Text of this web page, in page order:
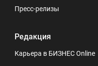
Пресс-релизы
Редакция
Карьера в БИЗНЕС Online